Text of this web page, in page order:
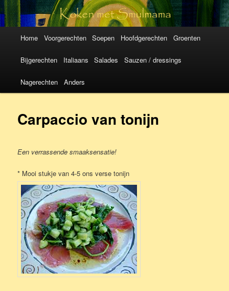
Koken met
SmulMama
Spring
naar
de
inhoud
Spring
naar
de
inhoud
Home Voorgerechten Soepen Hoofdgerechten Groenten
Bijgerechten Italiaans Salades Sauzen / dressings
Nagerechten Anders
Carpaccio van tonijn
Een verrassende smaaksensatie!
* Mooi stukje van 4-5 ons verse tonijn